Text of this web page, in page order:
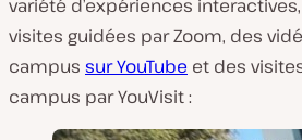
variété d’expériences
visites guidées par Zoom, des
campus sur YouTube et des
campus par YouVisit :